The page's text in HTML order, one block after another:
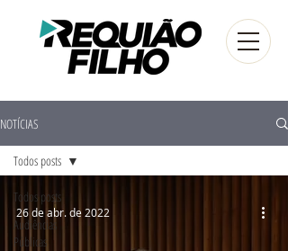
NOTÍCIAS
Todos posts
Audiências
Públicas
Todos posts
26 de abr. de 2022